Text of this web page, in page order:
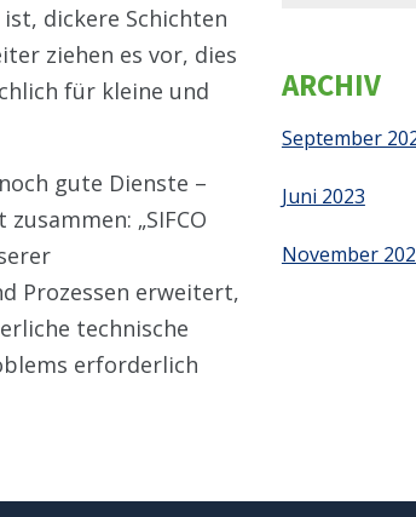
dickere Schichten
ziehen es vor, dies
für kleine und
gute Dienste –
„SIFCO
Prozessen erweitert,
technische
erforderlich
ARCHIV
September
Juni 2023
November